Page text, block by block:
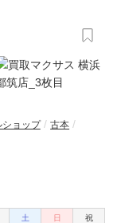
ショップ
古本
土 日 祝